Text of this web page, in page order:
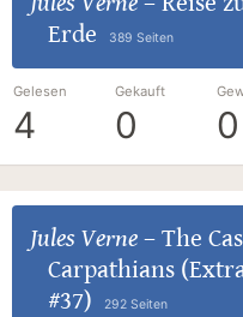
Erde
389 Seiten
Gelesen
4
Gekauft
0 0
Jules Verne– The
Carpathians
#37)
292 Seiten